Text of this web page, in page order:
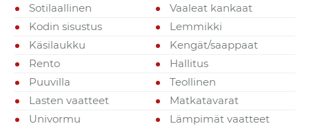
Sotilaallinen
Vaaleat kankaat
Kodin sisustus
Lemmikki
Käsilaukku
Kengät/saappaat
Rento
Hallitus
Puuvilla
Teollinen
Lasten vaatteet
Matkatavarat
Univormu
Lämpimät vaatteet